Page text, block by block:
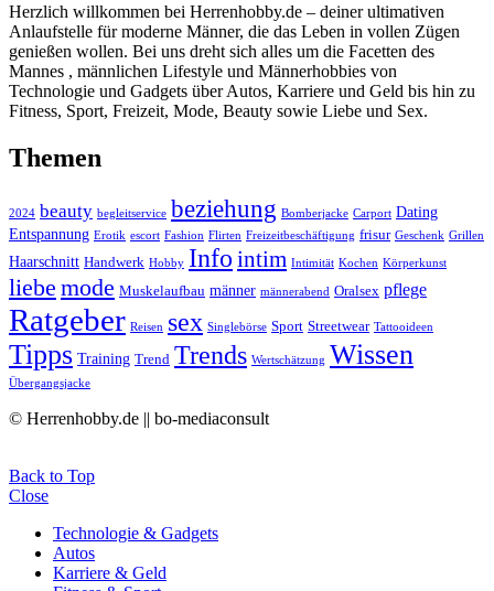
Herzlich willkommen bei Herrenhobby.de – deiner ultimativen
Anlaufstelle für moderne Männer, die das Leben in vollen Zügen
genießen wollen. Bei uns dreht sich alles um die Facetten des
Mannes , männlichen Lifestyle und Männerhobbies von
Technologie und Gadgets über Autos, Karriere und Geld bis hin zu
Fitness, Sport, Freizeit, Mode, Beauty sowie Liebe und Sex.
Themen
2024 beauty begleitservice beziehung Bomberjacke Carport Dating
Entspannung Erotik escort Fashion Flirten Freizeitbeschäftigung frisur Geschenk Grillen
Haarschnitt Handwerk Hobby Info intim Intimität Kochen Körperkunst
liebe mode Muskelaufbau männer männerabend Oralsex pflege
Ratgeber Reisen sex Singlebörse Sport Streetwear Tattooideen
Tipps Training Trend Trends Wertschätzung Wissen
Übergangsjacke
© Herrenhobby.de || bo-mediaconsult
Back to Top
Close
Technologie & Gadgets
Autos
Karriere & Geld